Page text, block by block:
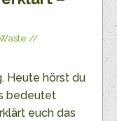
Heute hörst du
bedeutet
euch das